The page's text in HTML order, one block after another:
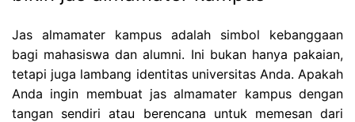
Jas almamater kampus adalah simbol kebanggaan
bagi mahasiswa dan alumni. Ini bukan hanya pakaian,
tetapi juga lambang identitas universitas Anda. Apakah
Anda ingin membuat jas almamater kampus dengan
tangan sendiri atau berencana untuk memesan dari